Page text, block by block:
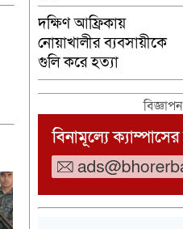
দক্ষিণ আফ্রিকায়
নোয়াখালীর ব্যবসায়ীকে
গুলি করে হত্যা
বিজ্ঞাপন